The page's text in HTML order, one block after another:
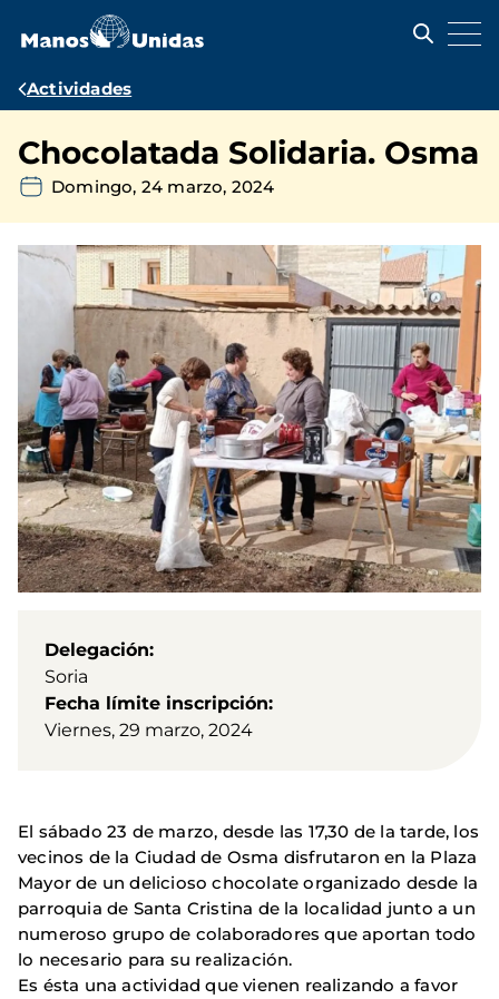
contenido
Ruta
navegación
Actividades
Chocolatada Solidaria. Osma
Domingo, 24 marzo, 2024
Delegación
Soria
Fecha límite inscripción
Viernes, 29 marzo, 2024
El sábado 23 de marzo, desde las 17,30 de la tarde, los
vecinos de la Ciudad de Osma disfrutaron en la Plaza
Mayor de un delicioso chocolate organizado desde la
parroquia de Santa Cristina de la localidad junto a un
numeroso grupo de colaboradores que aportan todo
lo necesario para su realización.
Es ésta una actividad que vienen realizando a favor